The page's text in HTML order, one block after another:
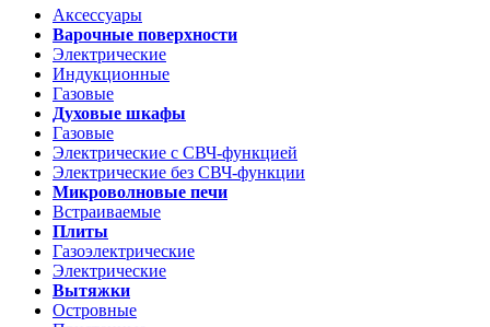
Аксессуары
Варочные поверхности
Электрические
Индукционные
Газовые
Духовые шкафы
Газовые
Электрические с СВЧ-функцией
Электрические без СВЧ-функции
Микроволновые печи
Встраиваемые
Плиты
Газоэлектрические
Электрические
Вытяжки
Островные